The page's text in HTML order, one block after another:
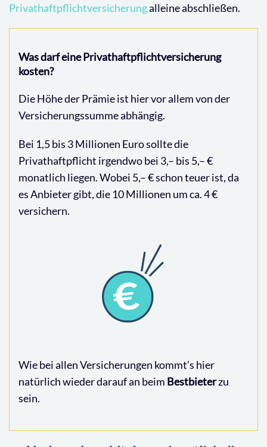
Privathaftpflichtversicherungalleine abschließen.
Was darf eine Privathaftpflichtversicherung
kosten?
Die Höhe der Prämie ist hier vor allem von der
Versicherungssumme abhängig.
Bei 1,5 bis 3 Millionen Euro sollte die
Privathaftpflicht irgendwo bei 3,– bis 5,– €
monatlich liegen. Wobei 5,– € schon teuer ist, da
es Anbieter gibt, die 10 Millionen um ca. 4 €
versichern.
Wie bei allen Versicherungen kommt’s hier
natürlich wieder darauf an beim Bestbieterzu
sein.